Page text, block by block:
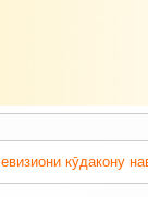
кӯдакону